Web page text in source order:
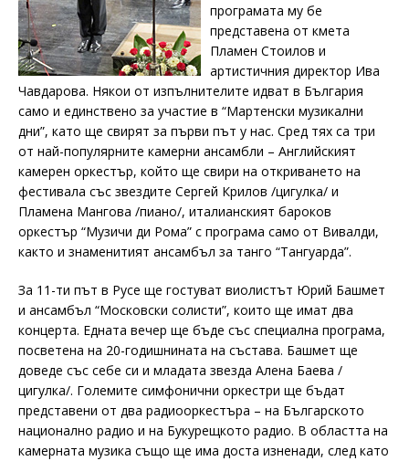
програмата му бе
представена от кмета
Пламен Стоилов и
артистичния директор Ива
Чавдарова. Някои от изпълнителите идват в България
само и единствено за участие в “Мартенски музикални
дни”, като ще свирят за първи път у нас. Сред тях са три
от най-популярните камерни ансамбли – Английският
камерен оркестър, който ще свири на откриването на
фестивала със звездите Сергей Крилов /цигулка/ и
Пламена Мангова /пиано/, италианският бароков
оркестър “Музичи ди Рома” с програма само от Вивалди,
както и знаменитият ансамбъл за танго “Тангуарда”.
За 11-ти път в Русе ще гостуват виолистът Юрий Башмет
и ансамбъл “Московски солисти”, които ще имат два
концерта. Едната вечер ще бъде със специална програма,
посветена на 20-годишнината на състава. Башмет ще
доведе със себе си и младата звезда Алена Баева /
цигулка/. Големите симфонични оркестри ще бъдат
представени от два радиооркестъра – на Българското
национално радио и на Букурещкото радио. В областта на
камерната музика също ще има доста изненади, след като